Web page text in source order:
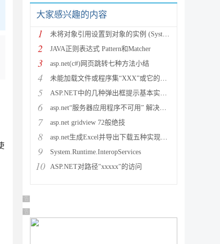
大家感兴趣的内容
1 未将对象引用设置到对象的实例 (System.NullRef
2 JAVA正则表达式 Pattern和Matcher
3 asp.net(c#)网页跳转七种方法小结
4 未能加载文件或程序集“XXX”或它的某一个依赖项。试图加载格
5 ASP.NET中的几种弹出框提示基本实现方法
6 asp.net“服务器应用程序不可用” 解决方法
7 asp.net gridview 72般绝技
8 asp.net生成Excel并导出下载五种实现方法
9 System.Runtime.InteropServices
10 ASP.NET对路径"xxxxx"的访问
广告 商业广告，理性选择
广告 商业广告，理性选择